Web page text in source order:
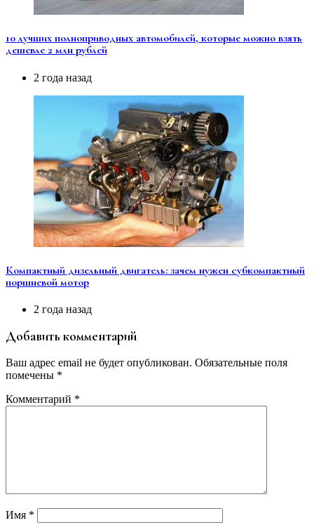
10 лучших полноприводных автомобилей, которые можно взять
дешевле 2 млн рублей
2 года назад
Компактный дизельный двигатель: зачем нужен субкомпактный
поршневой мотор
2 года назад
Добавить комментарий
Ваш адрес email не будет опубликован. Обязательные поля
помечены *
Комментарий *
Имя *